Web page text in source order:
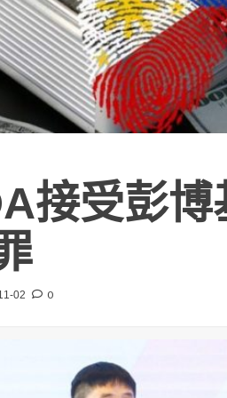
接受彭
02 0